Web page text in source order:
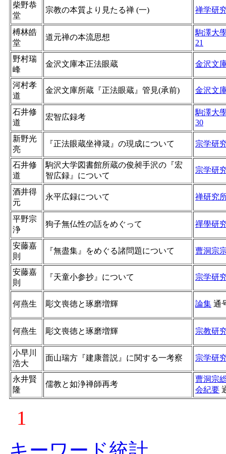
柴野恭
堂
宗教の本質より見たる禅 (一) 禅学研
榑林皓
堂
道元禅の本流思想
駒澤大
21
野村瑞
峰
金沢文庫本正法眼蔵 金沢文
河村孝
道
金沢文庫所蔵『正法眼蔵』管見(承前) 金沢文
石井修
道
宏智広録考
駒澤大
30
新野光
亮
『正法眼蔵坐禅箴』の現成について 宗学研
石井修
道
駒沢大学図書館所蔵の俊昶手沢の『宏
智広録』について
宗学研
酒井得
元
永平広録について 禅研究
平野宗
浄
狗子無仏性の話をめぐって 禪學研
安藤嘉
則
『無盡集』をめぐる諸問題について 曹洞宗
安藤嘉
則
『天童小参抄』について 宗学研
何燕生 彫文喪徳と琢磨増輝 論集 通
何燕生 彫文喪徳と琢磨増輝 宗教研
小早川
浩大
面山瑞方『建康普説』に関する一考察 宗学研
永井賢
隆
儒教と如浄禅師再考
曹洞宗
会紀要
1